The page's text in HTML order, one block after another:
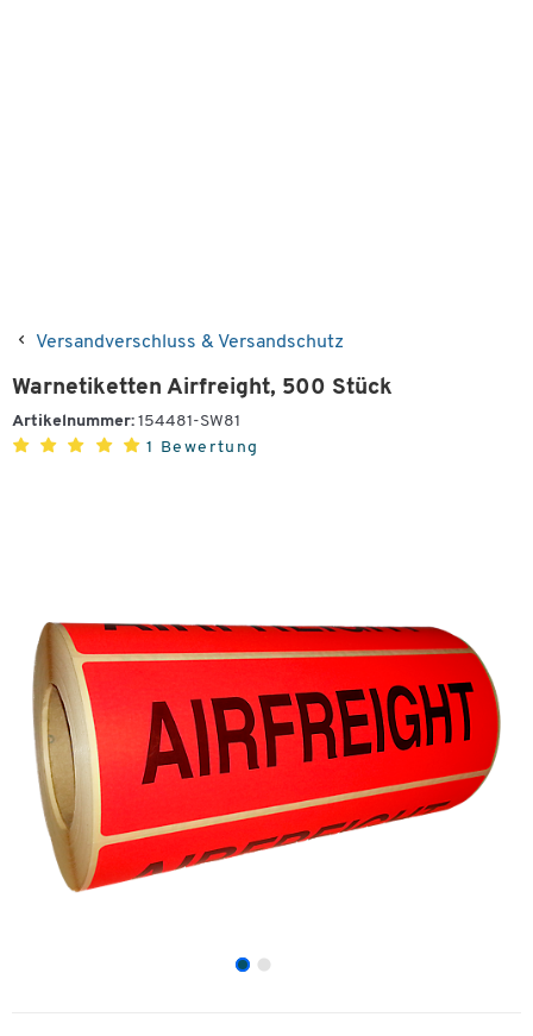
Versandverschluss & Versandschutz
Warnetiketten Airfreight, 500 Stück
Artikelnummer: 154481-SW81
1 Bewertung